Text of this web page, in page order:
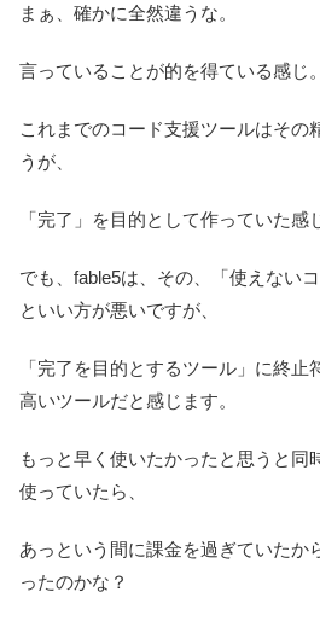
まぁ、確かに全然違うな。
言っていることが的を得ている感じ。
これまでのコード支援ツールはその
うが、
「完了」を目的として作っていた感
でも、fable5は、その、「使えない
といい方が悪いですが、
「完了を目的とするツール」に終
高いツールだと感じます。
もっと早く使いたかったと思うと同
使っていたら、
あっという間に課金を過ぎていたか
ったのかな？